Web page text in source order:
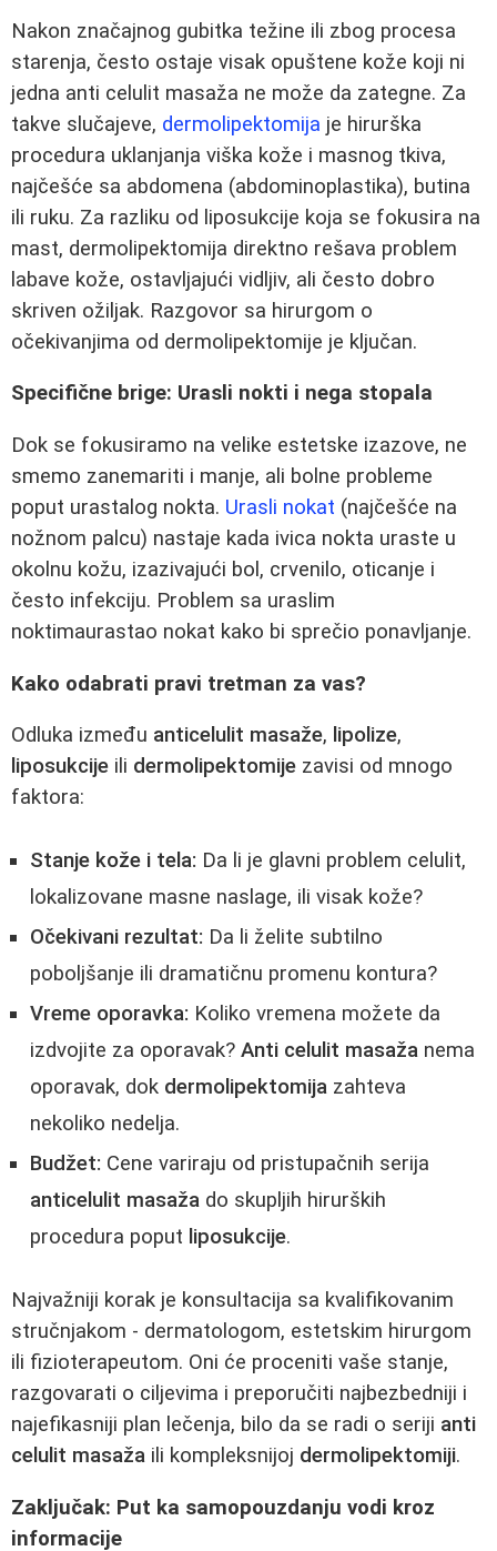
Nakon značajnog gubitka težine ili zbog procesa
starenja, često ostaje visak opuštene kože koji ni
jedna anti celulit masaža ne može da zategne. Za
takve slučajeve, dermolipektomija je hirurška
procedura uklanjanja viška kože i masnog tkiva,
najčešće sa abdomena (abdominoplastika), butina
ili ruku. Za razliku od liposukcije koja se fokusira na
mast, dermolipektomija direktno rešava problem
labave kože, ostavljajući vidljiv, ali često dobro
skriven ožiljak. Razgovor sa hirurgom o
očekivanjima od dermolipektomije je ključan.
Specifične brige: Urasli nokti i nega stopala
Dok se fokusiramo na velike estetske izazove, ne
smemo zanemariti i manje, ali bolne probleme
poput urastalog nokta. Urasli nokat (najčešće na
nožnom palcu) nastaje kada ivica nokta uraste u
okolnu kožu, izazivajući bol, crvenilo, oticanje i
često infekciju. Problem sa uraslim
noktimaurastao nokat kako bi sprečio ponavljanje.
Kako odabrati pravi tretman za vas?
Odluka između anticelulit masaže, lipolize,
liposukcije ili dermolipektomije zavisi od mnogo
faktora:
Stanje kože i tela: Da li je glavni problem celulit,
lokalizovane masne naslage, ili visak kože?
Očekivani rezultat: Da li želite subtilno
poboljšanje ili dramatičnu promenu kontura?
Vreme oporavka: Koliko vremena možete da
izdvojite za oporavak? Anti celulit masaža nema
oporavak, dok dermolipektomija zahteva
nekoliko nedelja.
Budžet: Cene variraju od pristupačnih serija
anticelulit masaža do skupljih hirurških
procedura poput liposukcije.
Najvažniji korak je konsultacija sa kvalifikovanim
stručnjakom - dermatologom, estetskim hirurgom
ili fizioterapeutom. Oni će proceniti vaše stanje,
razgovarati o ciljevima i preporučiti najbezbedniji i
najefikasniji plan lečenja, bilo da se radi o seriji anti
celulit masaža ili kompleksnijoj dermolipektomiji.
Zaključak: Put ka samopouzdanju vodi kroz
informacije